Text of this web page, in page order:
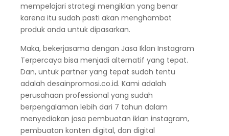
mempelajari strategi mengiklan yang benar
karena itu sudah pasti akan menghambat
produk anda untuk dipasarkan.
Maka, bekerjasama dengan Jasa Iklan Instagram
Terpercaya bisa menjadi alternatif yang tepat.
Dan, untuk partner yang tepat sudah tentu
adalah desainpromosi.co.id. Kami adalah
perusahaan professional yang sudah
berpengalaman lebih dari 7 tahun dalam
menyediakan jasa pembuatan iklan instagram,
pembuatan konten digital, dan digital